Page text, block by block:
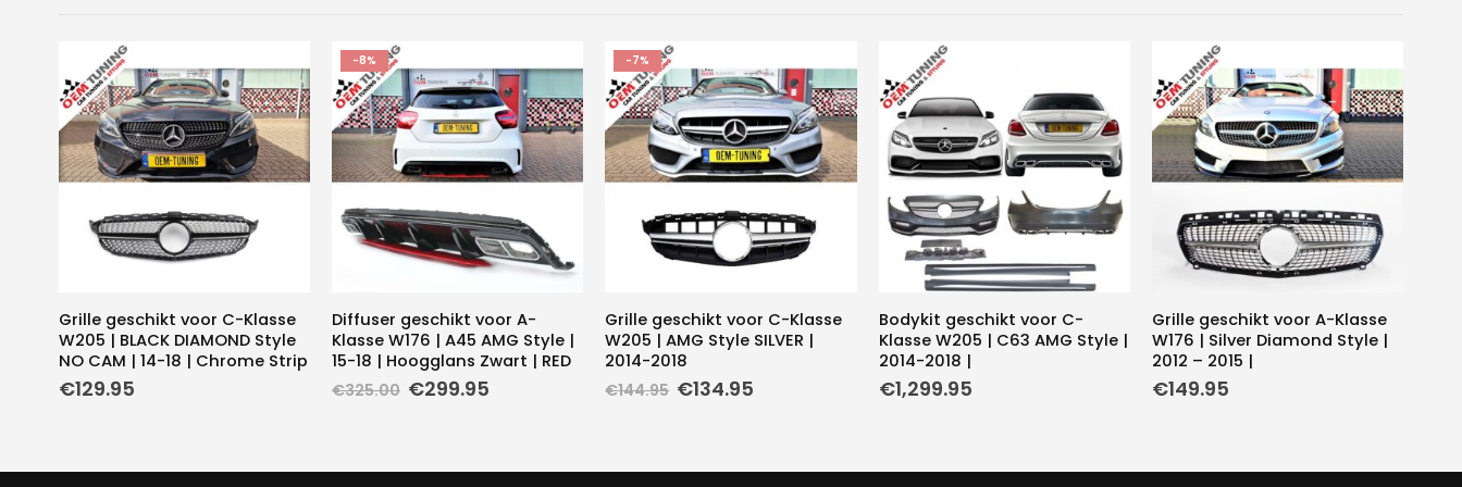
Grille geschikt voor C-Klasse
W205 | BLACK DIAMOND Style
NO CAM | 14-18 | Chrome Strip
€129.95
-8%
Diffuser geschikt voor A-
Klasse W176 | A45 AMG Style |
15-18 | Hoogglans Zwart | RED
€325.00 Oorspronkelijke
€299.95
-7%
Grille geschikt voor C-Klasse
W205 | AMG Style SILVER |
2014-2018
€144.95 Oorspronkelijke
€134.95
Bodykit geschikt voor C-
Klasse W205 | C63 AMG Style |
2014-2018 |
€1,299.95
Grille geschikt voor A-Klasse
W176 | Silver Diamond Style |
2012 – 2015 |
€149.95